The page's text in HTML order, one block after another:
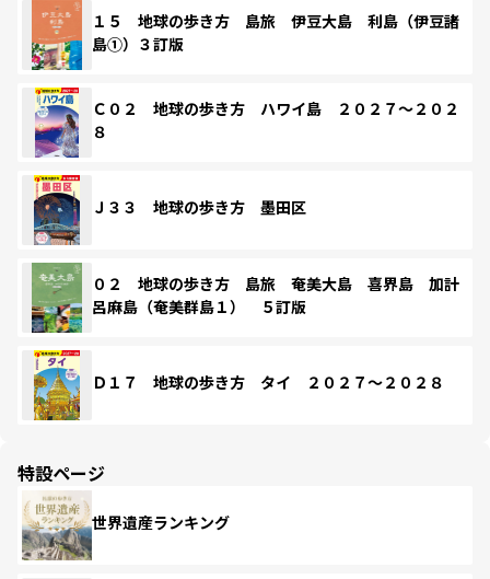
１５ 地球の歩き方 島旅 伊豆大島 利島（伊豆諸
島①）３訂版
Ｃ０２ 地球の歩き方 ハワイ島 ２０２７～２０２
８
Ｊ３３ 地球の歩き方 墨田区
０２ 地球の歩き方 島旅 奄美大島 喜界島 加計
呂麻島（奄美群島１） ５訂版
Ｄ１７ 地球の歩き方 タイ ２０２７～２０２８
特設ページ
世界遺産ランキング